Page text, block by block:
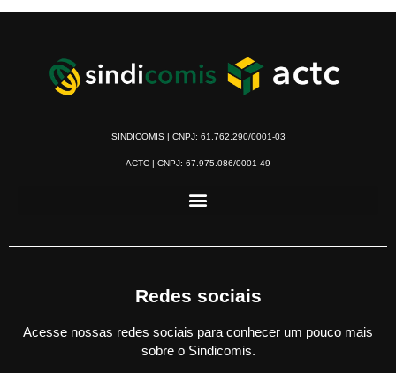
SINDICOMIS | CNPJ: 61.762.290/0001-03
ACTC | CNPJ: 67.975.086/0001-49
Redes sociais
Acesse nossas redes sociais para conhecer um pouco mais
sobre o Sindicomis.